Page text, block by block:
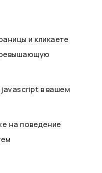
и кликаете
в вашем
на поведение